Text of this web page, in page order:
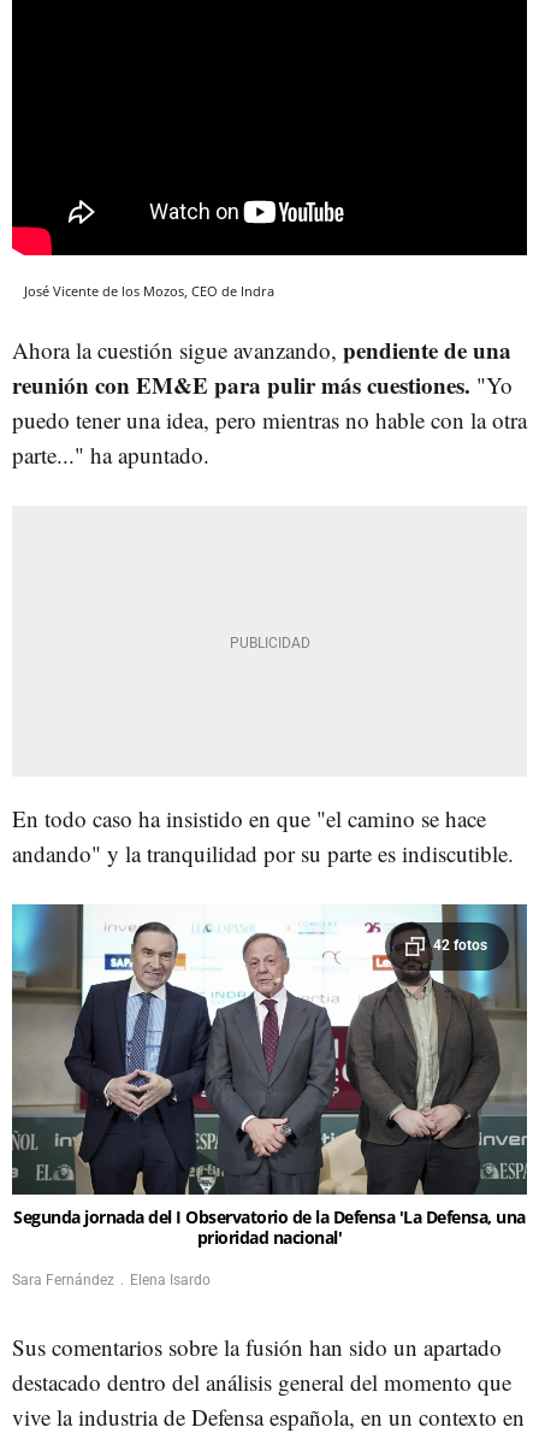
José Vicente de los Mozos, CEO de Indra
Ahora la cuestión sigue avanzando, pendiente de una
reunión con EM&E para pulir más cuestiones. "Yo
puedo tener una idea, pero mientras no hable con la otra
parte..." ha apuntado.
En todo caso ha insistido en que "el camino se hace
andando" y la tranquilidad por su parte es indiscutible.
42 fotos
Segunda jornada del I Observatorio de la Defensa 'La Defensa, una
prioridad nacional'
Sara Fernández Elena Isardo
Sus comentarios sobre la fusión han sido un apartado
destacado dentro del análisis general del momento que
vive la industria de Defensa española, en un contexto en